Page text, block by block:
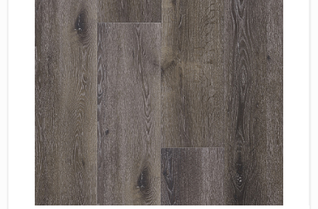
33 класс
Палитра
Серый
Бежевый
Дуб светлый
Коричневый
Страна
Австрия
Бельгия
Кварцевый ламинат SPC
Подложка под паркет и ламинат